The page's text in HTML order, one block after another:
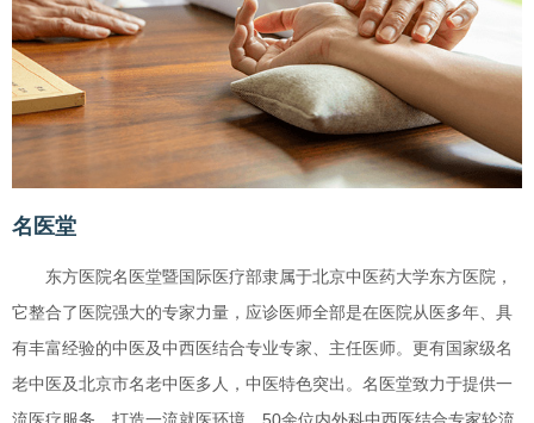
名医堂
东方医院名医堂暨国际医疗部隶属于北京中医药大学东方医院，
它整合了医院强大的专家力量，应诊医师全部是在医院从医多年、具
有丰富经验的中医及中西医结合专业专家、主任医师。更有国家级名
老中医及北京市名老中医多人，中医特色突出。名医堂致力于提供一